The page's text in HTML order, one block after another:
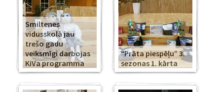
Smiltenes
vidusskolā jau
trešo gadu
veiksmīgi darbojas
KiVa programma
“Prāta piespēļu” 3.
sezonas 1. kārta